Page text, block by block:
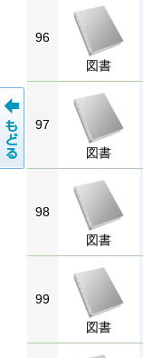
96
図書
97
図書
98
図書
99
図書